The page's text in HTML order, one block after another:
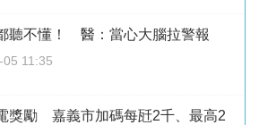
聽不懂！ 醫：當心大腦拉警報
11:35
獎勵 嘉義市加碼每瓩2千、最高2